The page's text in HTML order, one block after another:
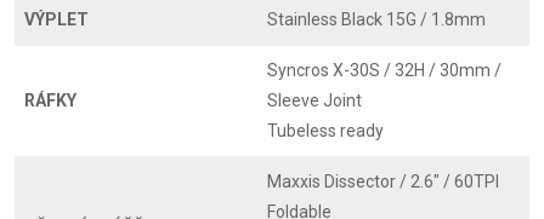
VÝPLET Stainless Black 15G / 1.8mm
RÁFKY
Syncros X-30S / 32H / 30mm /
Sleeve Joint
Tubeless ready
Maxxis Dissector / 2.6" / 60TPI
Foldable